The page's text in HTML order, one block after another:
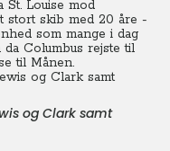
St. Louise mod
stort skib med 20 åre -
som mange i dag
Columbus rejste til
til Månen.
og Clark samt